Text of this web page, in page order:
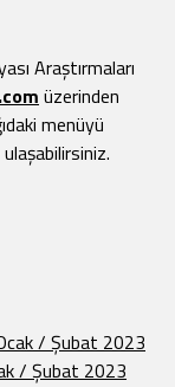
Araştırmaları
üzerinden
menüyü
/ Şubat 2023